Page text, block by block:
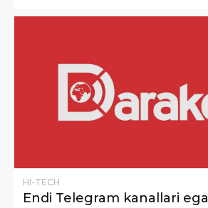
HI-TECH
Endi Telegram kanallari